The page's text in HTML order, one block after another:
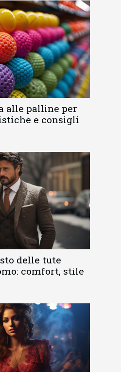
alle palline per
e consigli
delle tute
comfort, stile